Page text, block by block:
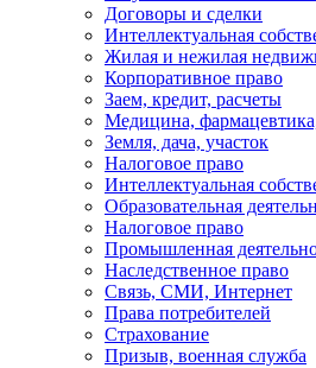
Договоры и сделки
Интеллектуальная
Жилая и нежилая
Корпоративное право
Заем, кредит, расчеты
Медицина,
Земля, дача, участок
Налоговое право
Интеллектуальная
Образовательная
Налоговое право
Промышленная
Наследственное право
Связь, СМИ, Интернет
Права потребителей
Страхование
Призыв, военная служба